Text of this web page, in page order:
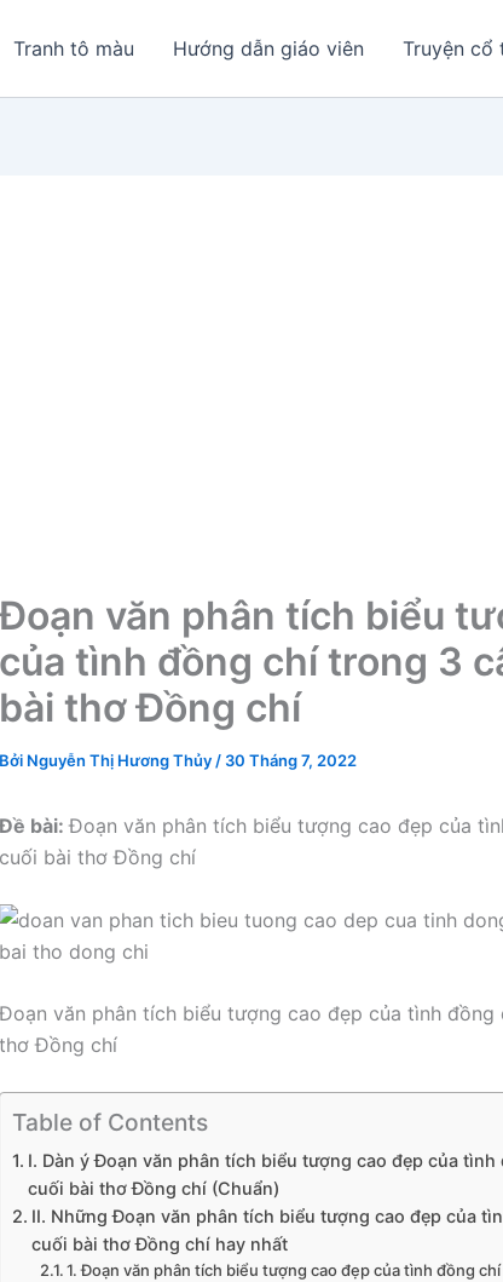
Tranh tô màu Hướng dẫn giáo viên Truyện cổ
Đoạn văn phân tích biểu
của tình đồng chí trong 3
bài thơ Đồng chí
Bởi Nguyễn Thị Hương Thủy / 30 Tháng 7, 2022
Đề bài:Đoạn văn phân tích biểu tượng cao đẹp của
cuối bài thơ Đồng chí
Đoạn văn phân tích biểu tượng cao đẹp của tình
thơ Đồng chí
Table of Contents
I. Dàn ý Đoạn văn phân tích biểu tượng cao đẹp của
cuối bài thơ Đồng chí (Chuẩn)
II. Những Đoạn văn phân tích biểu tượng cao đẹp của
cuối bài thơ Đồng chí hay nhất
1. Đoạn văn phân tích biểu tượng cao đẹp của tình đồng